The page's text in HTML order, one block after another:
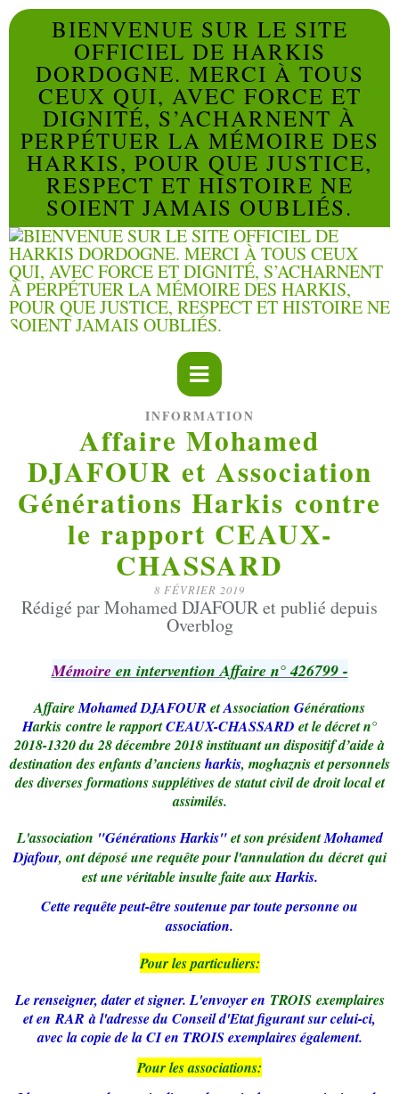
BIENVENUE SUR LE SITE
OFFICIEL DE HARKIS
DORDOGNE. MERCI À TOUS
CEUX QUI, AVEC FORCE ET
DIGNITÉ, S’ACHARNENT À
PERPÉTUER LA MÉMOIRE DES
HARKIS, POUR QUE JUSTICE,
RESPECT ET HISTOIRE NE
SOIENT JAMAIS OUBLIÉS.
INFORMATION
Affaire Mohamed
DJAFOUR et Association
Générations Harkis contre
le rapport CEAUX-
CHASSARD
8 FÉVRIER 2019
Rédigé par Mohamed DJAFOUR et publié depuis
Overblog
Mémoire en intervention Affaire n° 426799 -
AffaireMohamed DJAFOUR etAssociation Générations
Harkis contre le rapportCEAUX-CHASSARD et le décret n°
2018-1320 du 28 décembre 2018 instituant un dispositif d’aide à
destination des enfants d’anciensharkis, moghaznis et personnels
des diverses formations supplétives de statut civil de droit local et
assimilés.
L'association "Générations Harkis"et son présidentMohamed
Djafour, ont déposé une requête pour l'annulation dudécret qui
est une véritable insulte faite auxHarkis.
Cette requête peut-être soutenue par toute personne ou
association.
Pour les particuliers:
Le renseigner, dater et signer. L'envoyer en TROIS exemplaires
et en RAR à l'adresse du Conseil d'Etat figurant sur celui-ci,
avec la copie de la CI en TROIS exemplaires également.
Pour les associations: